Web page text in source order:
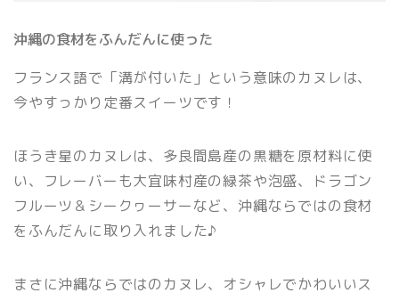
沖縄の食材をふんだんに使った
フランス語で「溝が付いた」という意味のカヌレは、
今やすっかり定番スイーツです！
ほうき星のカヌレは、多良間島産の黒糖を原材料に使
い、フレーバーも大宜味村産の緑茶や泡盛、ドラゴン
フルーツ＆シークヮーサーなど、沖縄ならではの食材
をふんだんに取り入れました♪
まさに沖縄ならではのカヌレ、オシャレでかわいいス